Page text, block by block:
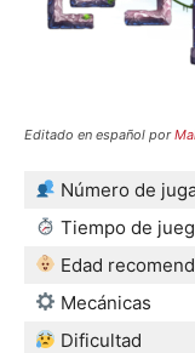
Editado en español por
Número de
Tiempo de
Edad
Mecánicas
Dificultad